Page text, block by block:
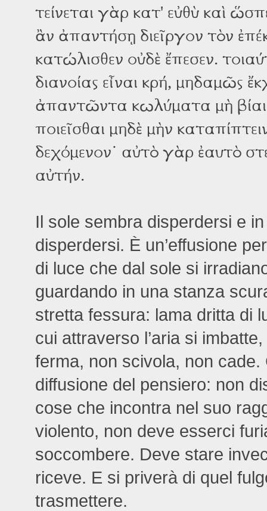
τείνεται γὰρ κατ' εὐθὺ καὶ
ἂν ἀπαντήσῃ διεῖργον τὸν
κατώλισθεν οὐδὲ ἔπεσεν.
διανοίας εἶναι κρή, μηδαμῶς
ἀπαντῶντα κωλύματα μὴ
ποιεῖσθαι μηδὲ μὴν
δεχόμενον˙ αὐτὸ γὰρ ἐαυτὸ
αὐτήν.
Il sole sembra disperdersi e
disperdersi. È un’effusione
di luce che dal sole si
guardando in una stanza
stretta fessura: lama dritta di
cui attraverso l’aria si
ferma, non scivola, non
diffusione del pensiero: non
cose che incontra nel suo
violento, non deve esserci
soccombere. Deve stare
riceve. E si priverà di quel
trasmettere.